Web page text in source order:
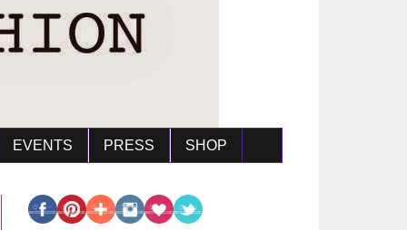
EVENTS PRESS SHOP